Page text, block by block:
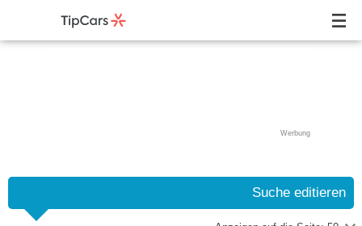
Werbung
Suche editieren